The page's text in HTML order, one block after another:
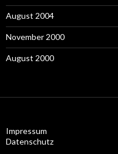
August 2004
November 2000
August 2000
Impressum
Datenschutz